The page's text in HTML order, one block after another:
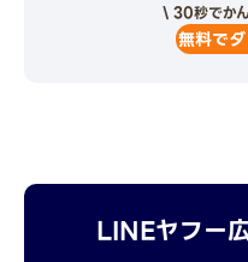
\ 30秒でか
無料で
LINEヤフー